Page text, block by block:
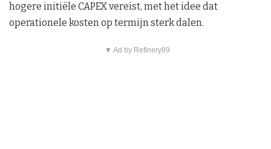
hogere initiële CAPEX vereist, met het idee dat
operationele kosten op termijn sterk dalen.
▼ Ad by Refinery89